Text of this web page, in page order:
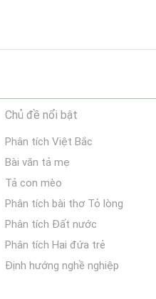
Chủ đề nổi bật
Phân tích Việt Bắc
Bài văn tả mẹ
Tả con mèo
Phân tích bài thơ Tỏ lòng
Phân tích Đất nước
Phân tích Hai đứa trẻ
Định hướng nghề nghiệp